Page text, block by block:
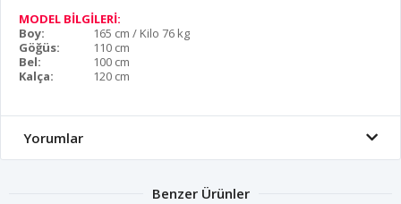
MODEL BİLGİLERİ:
Boy:
165 cm / Kilo 76 kg
Göğüs:
110 cm
Bel:
100 cm
Kalça:
120 cm
Yorumlar
Benzer Ürünler